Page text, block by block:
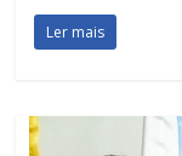
Ler mais